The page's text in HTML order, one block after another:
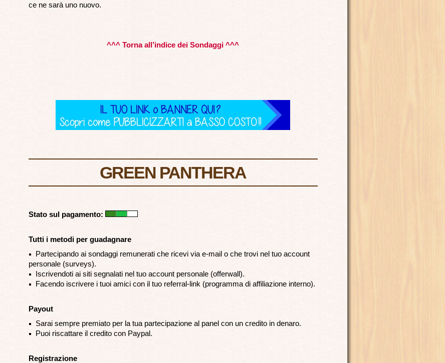
ce ne sarà uno nuovo.
^^^ Torna all’indice dei Sondaggi ^^^
GREEN PANTHERA
Stato sul pagamento:
Tutti i metodi per guadagnare
Partecipando ai sondaggi remunerati che ricevi via e-mail o che trovi nel tuo account
personale (surveys).
Iscrivendoti ai siti segnalati nel tuo account personale (offerwall).
Facendo iscrivere i tuoi amici con il tuo referral-link (programma di affiliazione interno).
Payout
Sarai sempre premiato per la tua partecipazione al panel con un credito in denaro.
Puoi riscattare il credito con Paypal.
Registrazione